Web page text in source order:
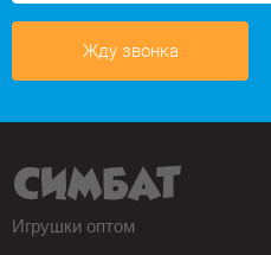
Жду звонка
Игрушки оптом